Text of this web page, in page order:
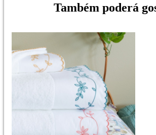
Também poderá